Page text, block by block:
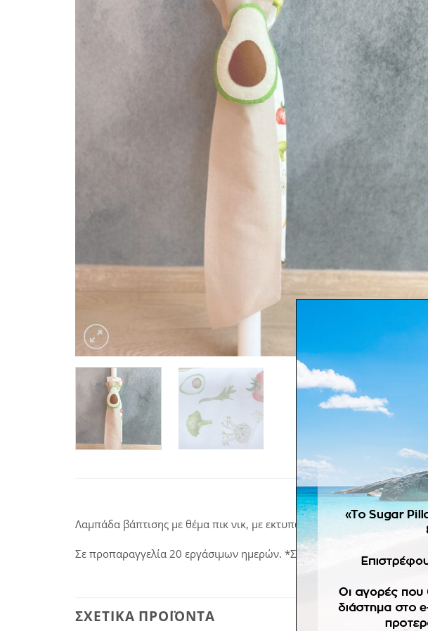
Λαμπάδα βάπτισης με θέμα πικ νικ, με εκτυπωμένο ύφασμα με μοτίβο
Σε προπαραγγελία 20 εργάσιμων ημερών. *Στα προϊόντα κατόπιν
ΣΧΕΤΙΚΆ ΠΡΟΪΌΝΤΑ